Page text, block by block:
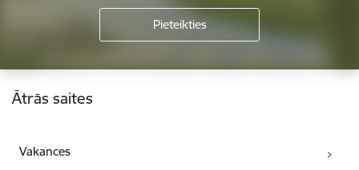
Kājene
Ātrās saites
Vakances